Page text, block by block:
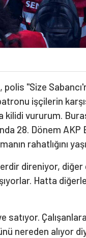
"Size
işçilerin
kilidi vururum.
28. Dönem
rahatlığını
direniyor,
Hatta
Çalışanlara
nereden alıyor